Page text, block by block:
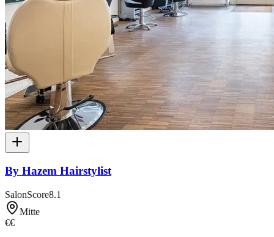
By Hazem Hairstylist
SalonScore8.1
Mitte
€€